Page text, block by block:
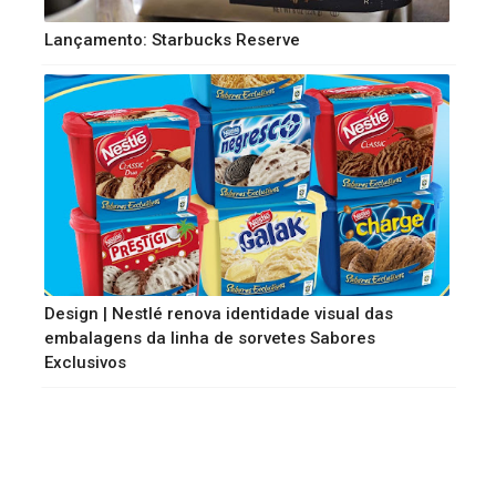
Lançamento: Starbucks Reserve
Design | Nestlé renova identidade visual das
embalagens da linha de sorvetes Sabores
Exclusivos